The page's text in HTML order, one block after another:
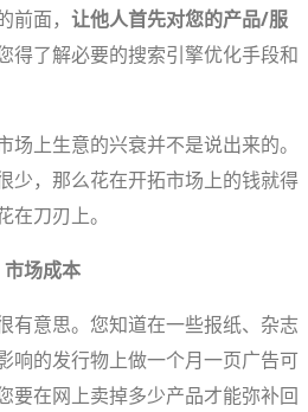
面， 让他人首先对您的产品/服
得了解必要的搜索引擎优化手段和
场上生意的兴衰并不是说出来的。
少，那么花在开拓市场上的钱就得
刀刃上。
市场成本
有意思。您知道在一些报纸、杂志
响的发行物上做一个月一页广告可
要在网上卖掉多少产品才能弥补回